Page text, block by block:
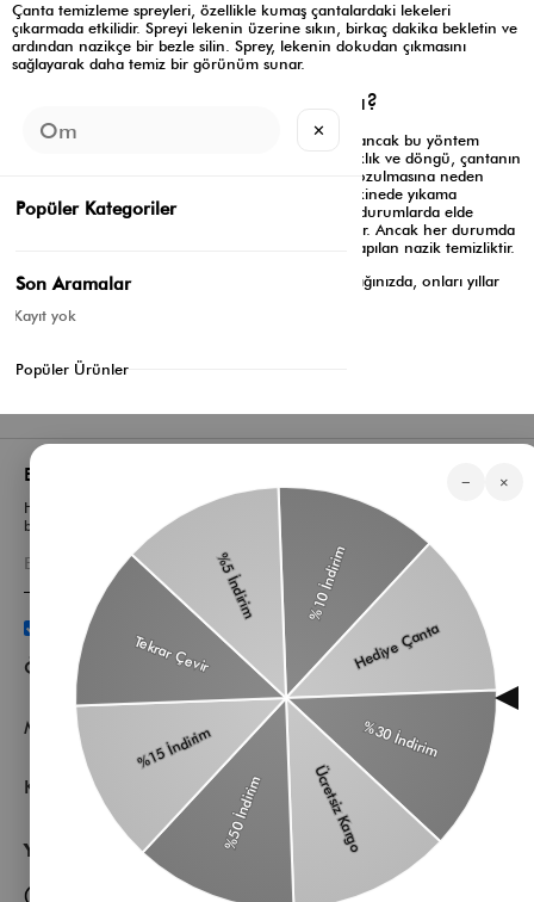
Çanta temizleme spreyleri, özellikle kumaş çantalardaki lekeleri
çıkarmada etkilidir. Spreyi lekenin üzerine sıkın, birkaç dakika bekletin ve
ardından nazikçe bir bezle silin. Sprey, lekenin dokudan çıkmasını
sağlayarak daha temiz bir görünüm sunar.
Beyaz Çanta Makinede Yıkanır Mı?
Beyaz çantanızı makinede yıkamak cazip gelebilir, ancak bu yöntem
genellikle tavsiye edilmez. Makinedeki yüksek sıcaklık ve döngü, çantanın
dokusuna zarar verebilir ve çantanın formunun bozulmasına neden
olabilir. Özellikle suni deri ve deri çantalar için makinede yıkama
kesinlikle önerilmez. Kumaş çantalar ise bazı özel durumlarda elde
yıkama veya hassas yıkama programında yıkanabilir. Ancak her durumda
en güvenli yöntem, beyaz çanta bakımı için elde yapılan nazik temizliktir.
Beyaz çantalarınızı özenle temizleyip bakımını yaptığınızda, onları yıllar
Eylül 27, 2024
Bizden Haberler
Haberlerimiz, özel tekliflerimiz ve favori stillerimiz hakkında ilk siz
bilgi sahibi olun
Üyelik koşullarını ve kişisel verilerimin
korunmasını kabul
ediyorum.
Öne Çıkan Kategorilerimiz
Müşteri Hizmetleri
Kurumsal
Yardıma mı ihtiyacın var?
Müşteri Hizmetleri WhatsApp Hattı
− ×
✕
Popüler Kategoriler
Son Aramalar
Kayıt yok
Popüler Ürünler